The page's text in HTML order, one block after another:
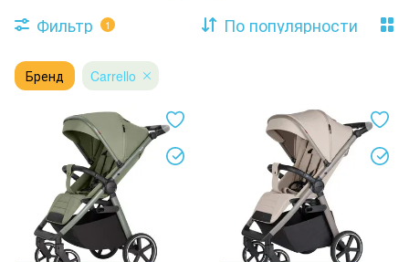
Фильтр 1 По популярности
Бренд Carrello